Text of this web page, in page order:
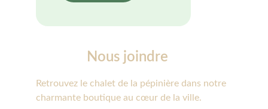
Nous joindre
Retrouvez le chalet de la pépinière dans notre
charmante boutique au cœur de la ville.